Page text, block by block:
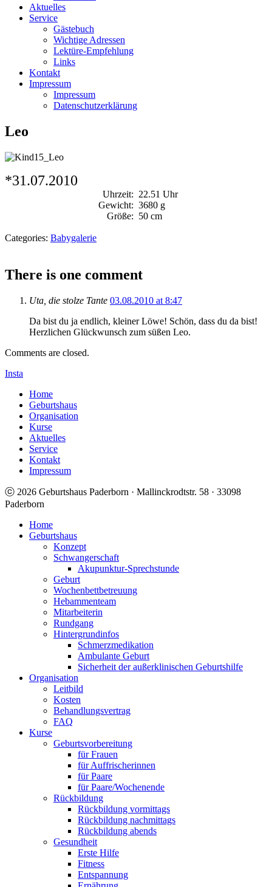
Aktuelles
Service
Gästebuch
Wichtige Adressen
Lektüre-Empfehlung
Links
Kontakt
Impressum
Impressum
Datenschutzerklärung
Leo
*31.07.2010
Uhrzeit: 22.51 Uhr
Gewicht: 3680 g
Größe: 50 cm
Categories: Babygalerie
There is one comment
Uta, die stolze Tante 03.08.2010 at 8:47
Da bist du ja endlich, kleiner Löwe! Schön, dass du da bist!
Herzlichen Glückwunsch zum süßen Leo.
Comments are closed.
Insta
Home
Geburtshaus
Organisation
Kurse
Aktuelles
Service
Kontakt
Impressum
ⓒ 2026 Geburtshaus Paderborn · Mallinckrodtstr. 58 · 33098
Paderborn
Home
Geburtshaus
Konzept
Schwangerschaft
Akupunktur-Sprechstunde
Geburt
Wochenbettbetreuung
Hebammenteam
Mitarbeiterin
Rundgang
Hintergrundinfos
Schmerzmedikation
Ambulante Geburt
Sicherheit der außerklinischen Geburtshilfe
Organisation
Leitbild
Kosten
Behandlungsvertrag
FAQ
Kurse
Geburtsvorbereitung
für Frauen
für Auffrischerinnen
für Paare
für Paare/Wochenende
Rückbildung
Rückbildung vormittags
Rückbildung nachmittags
Rückbildung abends
Gesundheit
Erste Hilfe
Fitness
Entspannung